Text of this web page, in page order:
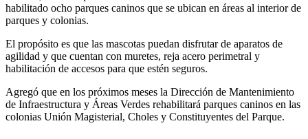
habilitado ocho parques caninos que se ubican en áreas al interior de
parques y colonias.
El propósito es que las mascotas puedan disfrutar de aparatos de
agilidad y que cuentan con muretes, reja acero perimetral y
habilitación de accesos para que estén seguros.
Agregó que en los próximos meses la Dirección de Mantenimiento
de Infraestructura y Áreas Verdes rehabilitará parques caninos en las
colonias Unión Magisterial, Choles y Constituyentes del Parque.